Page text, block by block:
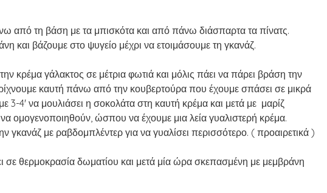
από τη βάση με τα μπισκότα και από πάνω διάσπαρτα τα πίνατς.
και βάζουμε στο ψυγείο μέχρι να ετοιμάσουμε τη γκανάζ.
κρέμα γάλακτος σε μέτρια φωτιά και μόλις πάει να πάρει βράση την
καυτή πάνω από την κουβερτούρα που έχουμε σπάσει σε μικρά
3-4' να μουλιάσει η σοκολάτα στη καυτή κρέμα και μετά με  μαρίζ
ομογενοποιηθούν, ώσπου να έχουμε μια λεία γυαλιστερή κρέμα.
γκανάζ με ραβδομπλέντερ για να γυαλίσει περισσότερο. ( προαιρετικά )
σε θερμοκρασία δωματίου και μετά μία ώρα σκεπασμένη με μεμβράνη